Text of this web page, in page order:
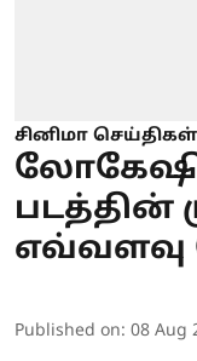
சினிமா செய்திகள்
படத்தின்
எவ்வளவு
Published on: 08 Aug